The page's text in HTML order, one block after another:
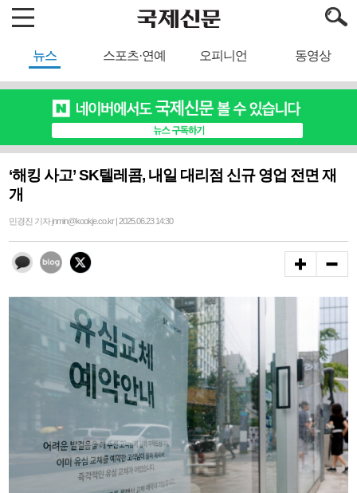
뉴스 스포츠·연예 오피니언 동영상
‘해킹 사고’ SK텔레콤, 내일 대리점 신규 영업 전면 재
개
민경진 기자 jnmin@kookje.co.kr | 2025.06.23 14:30